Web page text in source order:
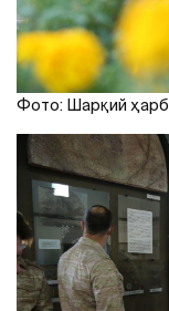
Фото: Шарқий